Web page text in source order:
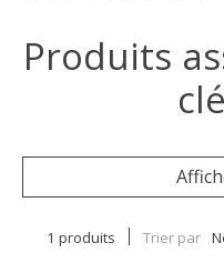
Produits
1 produits Trier par